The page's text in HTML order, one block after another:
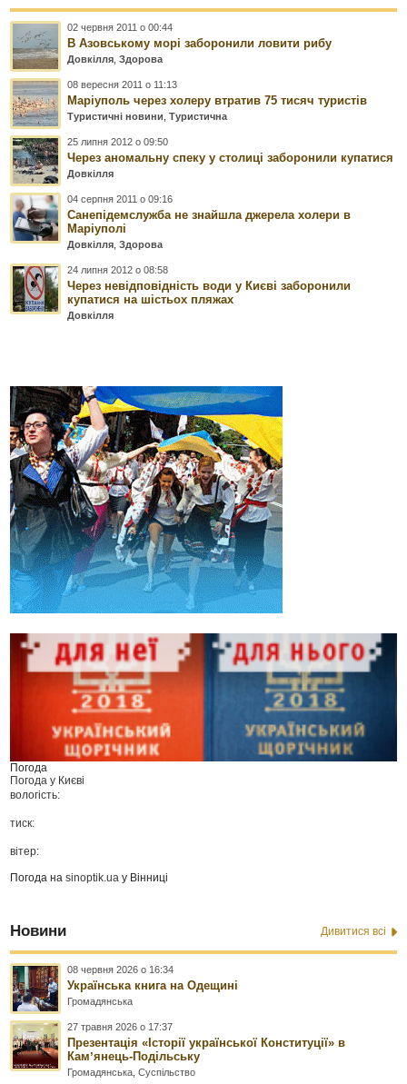
02 червня 2011 о 00:44
В Азовському морі заборонили ловити рибу
Довкілля ,Здорова
08 вересня 2011 о 11:13
Маріуполь через холеру втратив 75 тисяч туристів
Туристичні новини ,Туристична
25 липня 2012 о 09:50
Через аномальну спеку у столиці заборонили купатися
Довкілля
04 серпня 2011 о 09:16
Санепідемслужба не знайшла джерела холери в
Маріуполі
Довкілля ,Здорова
24 липня 2012 о 08:58
Через невідповідність води у Києві заборонили
купатися на шістьох пляжах
Довкілля
Погода
Погода у Києві
вологість:
тиск:
вітер:
Погода наsinoptik.ua у Вінниці
Новини Дивитися всі
08 червня 2026 о 16:34
Українська книга на Одещині
Громадянська
27 травня 2026 о 17:37
Презентація «Історії української Конституції» в
Камʼянець-Подільську
Громадянська ,Суспільство